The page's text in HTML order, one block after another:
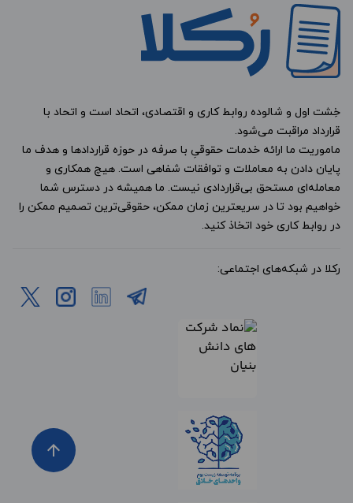
خِشت اول و شالوده روابط کاری و اقتصادی، اتحاد است و اتحاد با
قرارداد مراقبت می‌شود.
ماموریت ما ارائه خدمات حقوقیِ با صرفه در حوزه قراردادها و هدف ما
پایان دادن به معاملات و توافقات شفاهی است. هیچ همکاری و
معامله‌ای مستحق بی‌قراردادی نیست. ما همیشه در دسترس شما
خواهیم بود تا در سریعترین زمان ممکن، حقوقی‌ترین تصمیم ممکن را
در روابط کاری خود اتخاذ کنید.
رکلا در شبکه‌های اجتماعی:
arrow_upward